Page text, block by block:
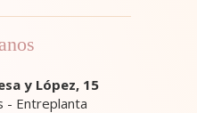
y López, 15
- Entreplanta